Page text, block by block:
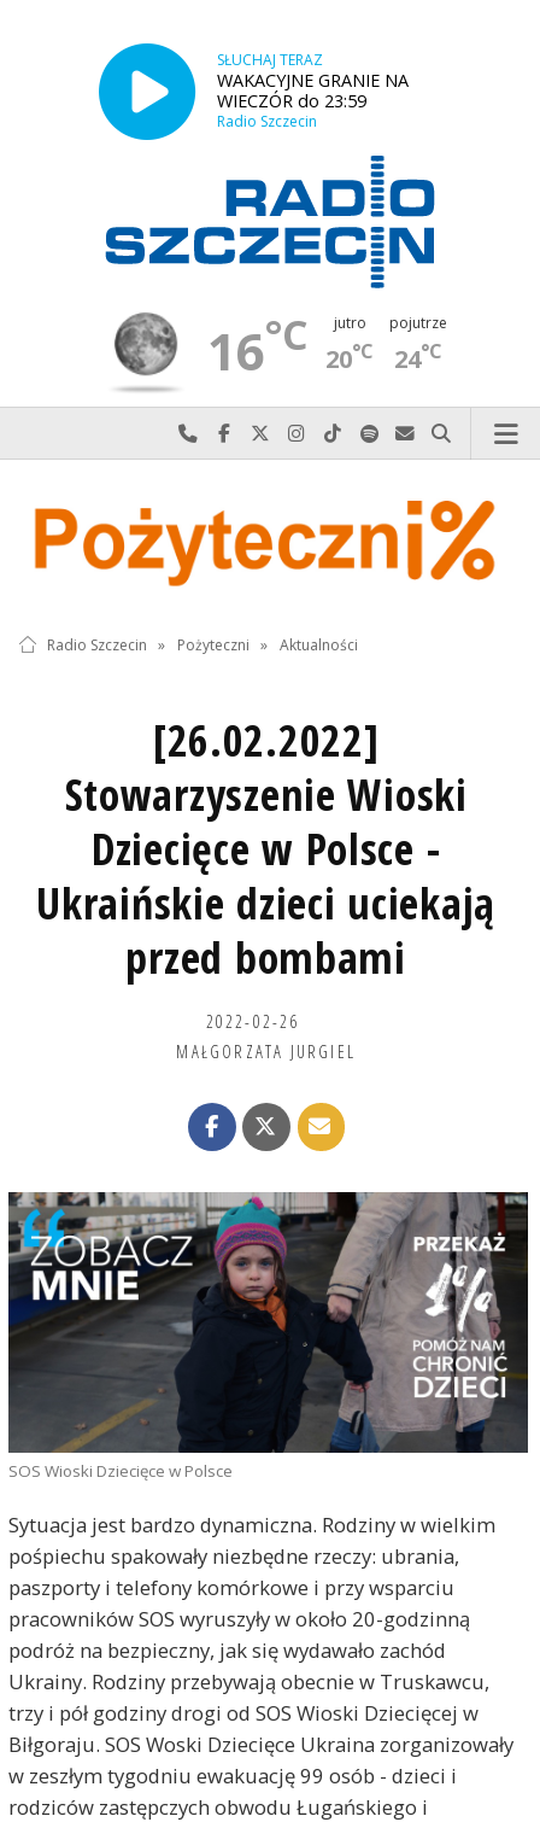
SŁUCHAJ TERAZ
WAKACYJNE GRANIE NA
WIECZÓR do 23:59
Radio Szczecin
16°C jutro
20°C
pojutrze
24°C
Najlepiej po prostu do nas zadzwoń
Odwiedź nas na Facebook-u
Odwiedź nas na X
Odwiedź nas na Instagram-ie
Odwiedź nas na TikTok-u
Szukaj nas na Spotify
Wyślij do nas
Szukaj
Radio Szczecin » Pożyteczni » Aktualności
[26.02.2022]
Stowarzyszenie Wioski
Dziecięce w Polsce -
Ukraińskie dzieci uciekają
przed bombami
2022-02-26
MAŁGORZATA JURGIEL
SOS Wioski Dziecięce w Polsce
Sytuacja jest bardzo dynamiczna. Rodziny w wielkim
pośpiechu spakowały niezbędne rzeczy: ubrania,
paszporty i telefony komórkowe i przy wsparciu
pracowników SOS wyruszyły w około 20-godzinną
podróż na bezpieczny, jak się wydawało zachód
Ukrainy. Rodziny przebywają obecnie w Truskawcu,
trzy i pół godziny drogi od SOS Wioski Dziecięcej w
Biłgoraju. SOS Woski Dziecięce Ukraina zorganizowały
w zeszłym tygodniu ewakuację 99 osób - dzieci i
rodziców zastępczych obwodu Ługańskiego i